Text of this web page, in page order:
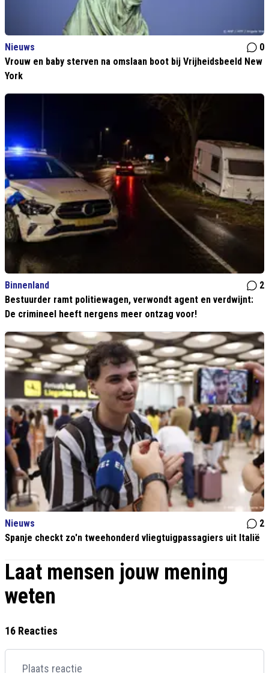
Nieuws
0
Vrouw en baby sterven na omslaan boot bij Vrijheidsbeeld New
York
Binnenland
2
Bestuurder ramt politiewagen, verwondt agent en verdwijnt:
De crimineel heeft nergens meer ontzag voor!
Nieuws
2
Spanje checkt zo'n tweehonderd vliegtuigpassagiers uit Italië
Laat mensen jouw mening
weten
16 Reacties